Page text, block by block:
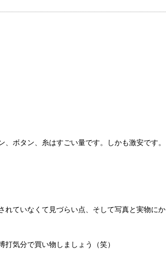
ボタン、糸はすごい量です。しかも激安です。
れていなくて見づらい点、そして写真と実物にか
気分で買い物しましょう（笑）